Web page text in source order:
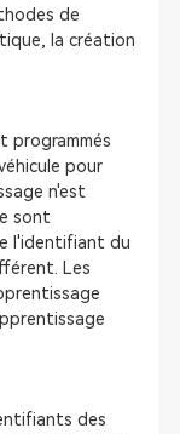
de
la création
programmés
pour
n'est
sont
l'identifiant du
Les
des